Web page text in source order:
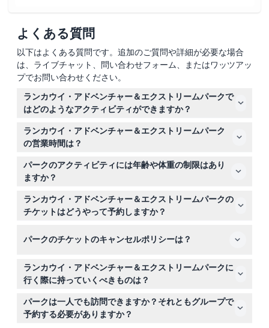
よくある質問
以下はよくある質問です。追加のご質問や詳細が必要な場合
は、ライブチャット、問い合わせフォーム、またはワッツアッ
プでお問い合わせください。
ランカウイ・アドベンチャー＆エクストリームパークで
はどのようなアクティビティができますか？
ATVジャングルライド、ジャングル乗馬、フライングフォ
ックス（ジップライン）、屋内ゴーカート、ペイントボー
ル、アーチェリー、7Dモーションシネマ、ランカウイ・
スカイバイクなど、12種類以上のエキサイティングなアク
ティビティを楽しめます。
ランカウイ・アドベンチャー＆エクストリームパーク
の営業時間は？
パークは毎日午前10時から午後6時まで営業しており、最
終入場は午後5時です（変更される場合がありますので、
予約時にご確認ください）。
パークのアクティビティには年齢や体重の制限はあり
ますか？
参加者は12歳以上である必要がありますが、12歳未満の子
供は同乗者として乗ることが可能です。ATVに参加できる
最大体重は150kgです。
ランカウイ・アドベンチャー＆エクストリームパークの
チケットはどうやって予約しますか？
状況を確認し希望の日付やグループ人数を選択できます。
パークのチケットのキャンセルポリシーは？
チケットは返金不可でキャンセルもできませんので、予約
した日時に必ずご利用ください。
ランカウイ・アドベンチャー＆エクストリームパークに
行く際に持っていくべきものは？
快適な服装と屋外アクティビティに適したつま先が覆われ
た靴を着用し、日焼け止めや帽子を忘れずに持参して太陽
から身を守ってください。
パークは一人でも訪問できますか？それともグループで
予約する必要がありますか？